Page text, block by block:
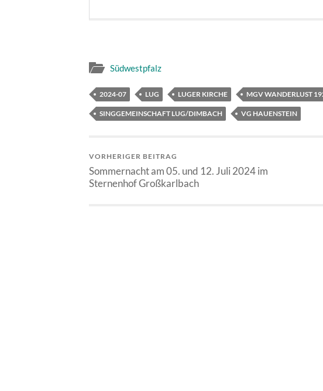
Südwestpfalz
2024-07 LUG LUGER KIRCHE MGV WANDERLUST
SINGGEMEINSCHAFT LUG/DIMBACH VG HAUENSTEIN
VORHERIGER BEITRAG
Sommernacht am 05. und 12. Juli 2024 im
Sternenhof Großkarlbach